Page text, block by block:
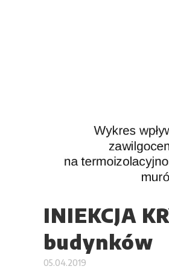
INIEKCJA
budynków
05.04.2019